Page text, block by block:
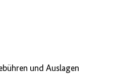
und Auslagen